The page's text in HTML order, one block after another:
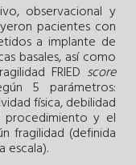
observacional y
pacientes con
a implante de
basales, así como
FRIED score
5 parámetros:
física, debilidad
y el
fragilidad (definida
escala).